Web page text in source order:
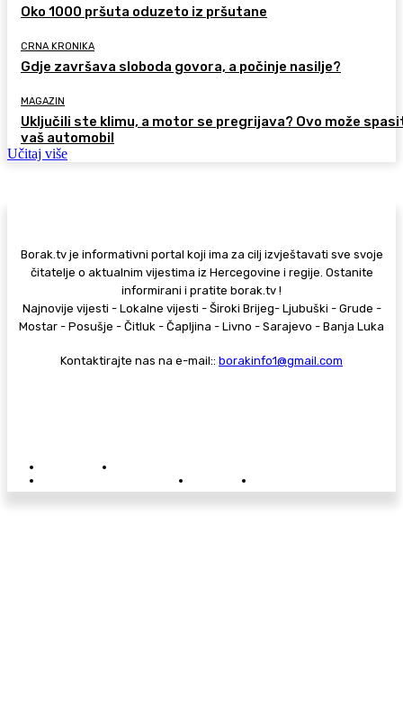
Oko 1000 pršuta oduzeto iz pršutane
CRNA KRONIKA
Gdje završava sloboda govora, a počinje nasilje?
MAGAZIN
Uključili ste klimu, a motor se pregrijava? Ovo može
vaš automobil
Učitaj više
Borak.tv je informativni portal koji ima za cilj izvještavati sve svoje
čitatelje o aktualnim vijestima iz Hercegovine i regije. Ostanite
informirani i pratite borak.tv !
Najnovije vijesti - Lokalne vijesti - Široki Brijeg- Ljubuški - Grude -
Mostar - Posušje - Čitluk - Čapljina - Livno - Sarajevo - Banja Luka
Kontaktirajte nas na e-mail:: borakinfo1@gmail.com